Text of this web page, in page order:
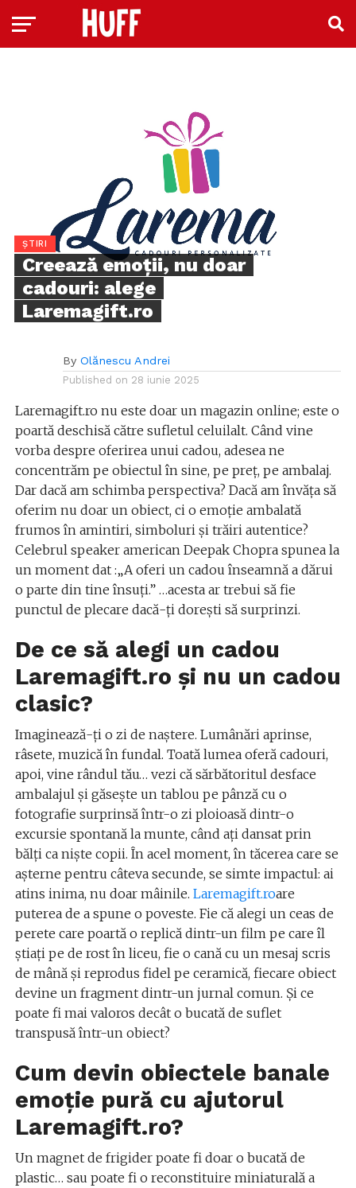
ȘTIRI
Creează emoții, nu doar
cadouri: alege
Laremagift.ro
By Olănescu Andrei
Published on 28 iunie 2025
Laremagift.ro nu este doar un magazin online; este o
poartă deschisă către sufletul celuilalt. Când vine
vorba despre oferirea unui cadou, adesea ne
concentrăm pe obiectul în sine, pe preț, pe ambalaj.
Dar dacă am schimba perspectiva? Dacă am învăța să
oferim nu doar un obiect, ci o emoție ambalată
frumos în amintiri, simboluri și trăiri autentice?
Celebrul speaker american Deepak Chopra spunea la
un moment dat :„A oferi un cadou înseamnă a dărui
o parte din tine însuți.” …acesta ar trebui să fie
punctul de plecare dacă-ți dorești să surprinzi.
De ce să alegi un cadou
Laremagift.ro și nu un cadou
clasic?
Imaginează-ți o zi de naștere. Lumânări aprinse,
râsete, muzică în fundal. Toată lumea oferă cadouri,
apoi, vine rândul tău… vezi că sărbătoritul desface
ambalajul și găsește un tablou pe pânză cu o
fotografie surprinsă într-o zi ploioasă dintr-o
excursie spontană la munte, când ați dansat prin
bălți ca niște copii. În acel moment, în tăcerea care se
așterne pentru câteva secunde, se simte impactul: ai
atins inima, nu doar mâinile. Laremagift.roare
puterea de a spune o poveste. Fie că alegi un ceas de
perete care poartă o replică dintr-un film pe care îl
știați pe de rost în liceu, fie o cană cu un mesaj scris
de mână și reprodus fidel pe ceramică, fiecare obiect
devine un fragment dintr-un jurnal comun. Și ce
poate fi mai valoros decât o bucată de suflet
transpusă într-un obiect?
Cum devin obiectele banale
emoție pură cu ajutorul
Laremagift.ro?
Un magnet de frigider poate fi doar o bucată de
plastic… sau poate fi o reconstituire miniaturală a